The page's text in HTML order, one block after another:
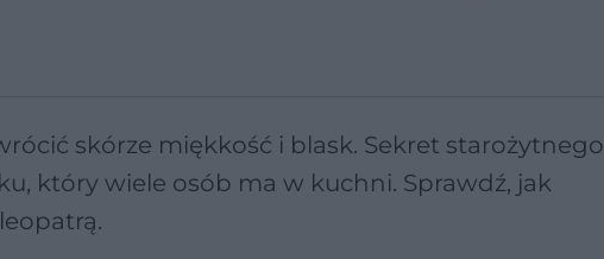
skórze miękkość i blask. Sekret starożytnego
który wiele osób ma w kuchni. Sprawdź, jak